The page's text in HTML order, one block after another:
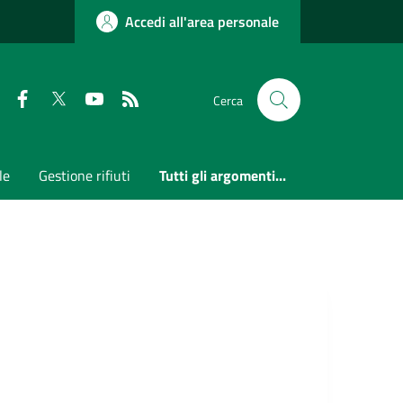
Accedi all'area personale
Faceboook
Twitter Youtube Cerca
Gestione rifiuti Tutti gli argomenti...